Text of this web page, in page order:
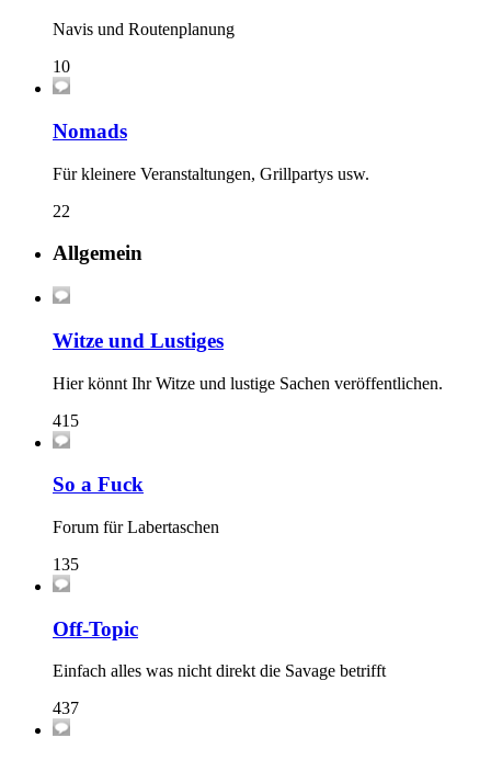
Navis und Routenplanung
10
Nomads
Für kleinere Veranstaltungen, Grillpartys usw.
22
Allgemein
Witze und Lustiges
Hier könnt Ihr Witze und lustige Sachen veröffentlichen.
415
So a Fuck
Forum für Labertaschen
135
Off-Topic
Einfach alles was nicht direkt die Savage betrifft
437